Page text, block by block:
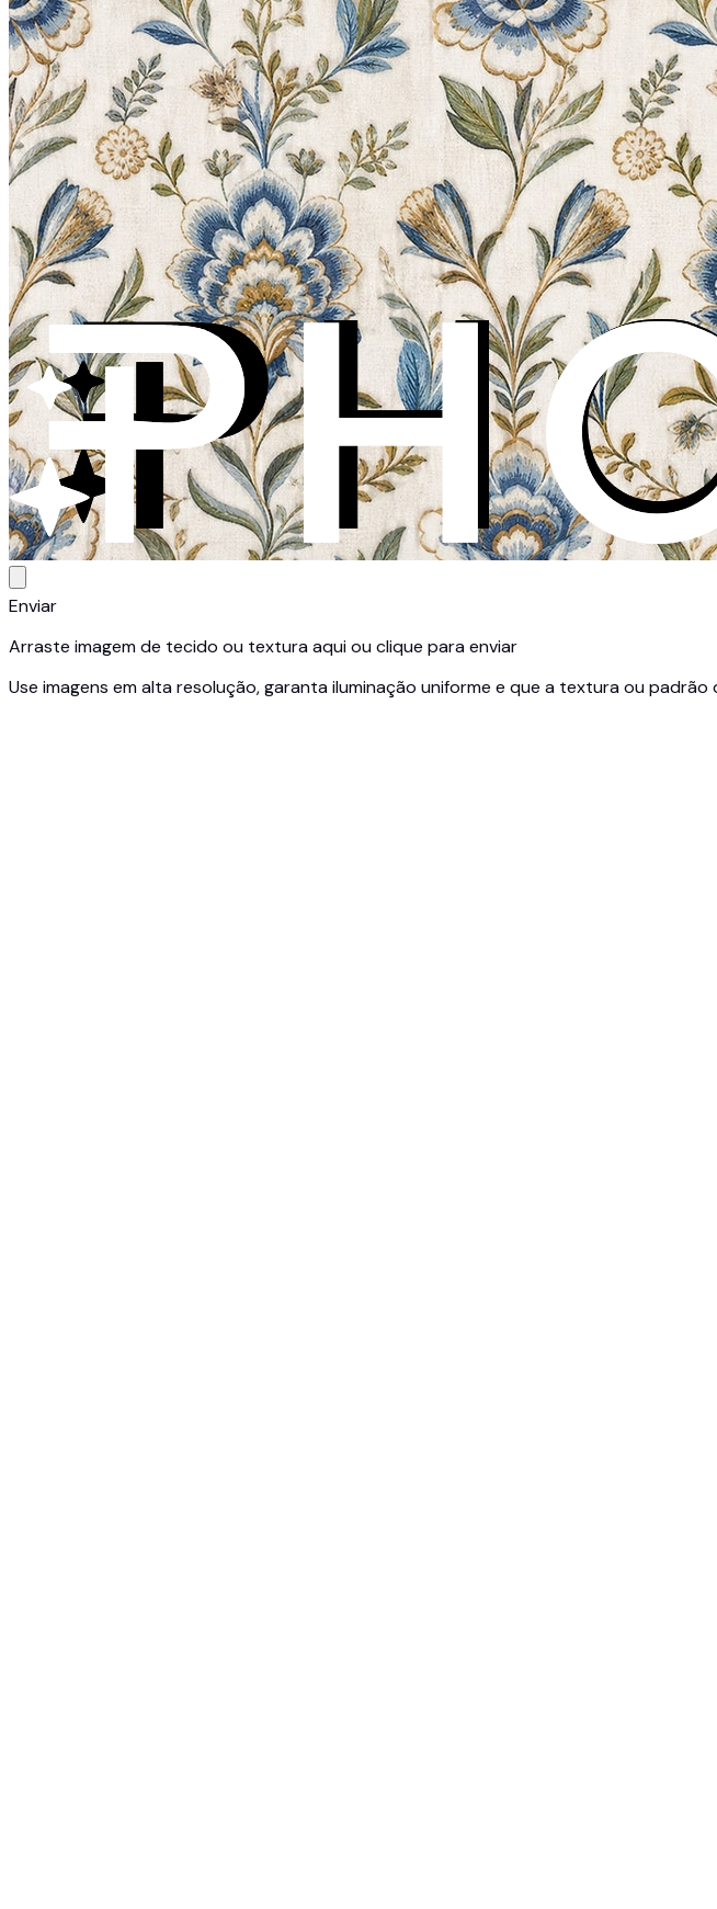
Enviar
Arraste imagem de tecido ou textura aqui ou clique para enviar
Use imagens em alta resolução, garanta iluminação uniforme e que a textura ou